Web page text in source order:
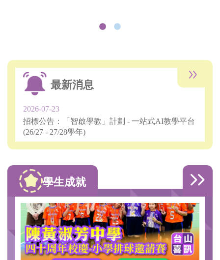
最新消息
2026-07-23
招標公告：「智啟學教」計劃 - 一站式AI教學平台
(26/27 - 27/28學年)
學生成就